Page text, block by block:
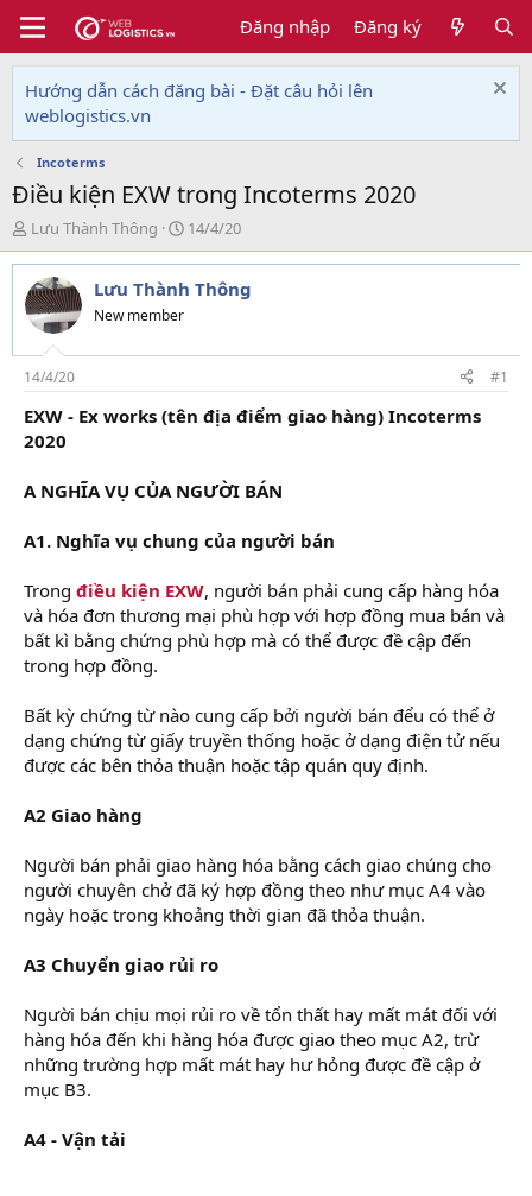
Đăng nhập Đăng ký
Hướng dẫn cách đăng bài - Đặt câu hỏi lên
weblogistics.vn
Incoterms
Điều kiện EXW trong Incoterms 2020
T
h
r
e
a
d
s
t
a
r
t
r
Lưu Thành Thông
N
g
à
y
i
14/4/20
Lưu Thành Thông
New member
14/4/20 #1
EXW - Ex works (tên địa điểm giao hàng) Incoterms
2020
A NGHĨA VỤ CỦA NGƯỜI BÁN
A1. Nghĩa vụ chung của người bán
Trong điều kiện EXW, người bán phải cung cấp hàng hóa
và hóa đơn thương mại phù hợp với hợp đồng mua bán và
bất kì bằng chứng phù hợp mà có thể được đề cập đến
trong hợp đồng.
Bất kỳ chứng từ nào cung cấp bởi người bán đểu có thể ở
dạng chứng từ giấy truyền thống hoặc ở dạng điện tử nếu
được các bên thỏa thuận hoặc tập quán quy định.
A2 Giao hàng
Người bán phải giao hàng hóa bằng cách giao chúng cho
người chuyên chở đã ký hợp đồng theo như mục A4 vào
ngày hoặc trong khoảng thời gian đã thỏa thuận.
A3 Chuyển giao rủi ro
Người bán chịu mọi rủi ro về tổn thất hay mất mát đối với
hàng hóa đến khi hàng hóa được giao theo mục A2, trừ
những trường hợp mất mát hay hư hỏng được đề cập ở
mục B3.
A4 - Vận tải